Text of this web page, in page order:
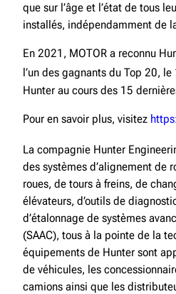
que sur l’âge et l’état de tous
installés, indépendamment de
En 2021, MOTOR a reconnu
l’un des gagnants du Top 20, le
Hunter au cours des 15
Pour en savoir plus, visitez
La compagnie Hunter
des systèmes d’alignement de
roues, de tours à freins, de
élévateurs, d’outils de
d’étalonnage de systèmes
(SAAC), tous à la pointe de la
équipements de Hunter sont
de véhicules, les
camions ainsi que les